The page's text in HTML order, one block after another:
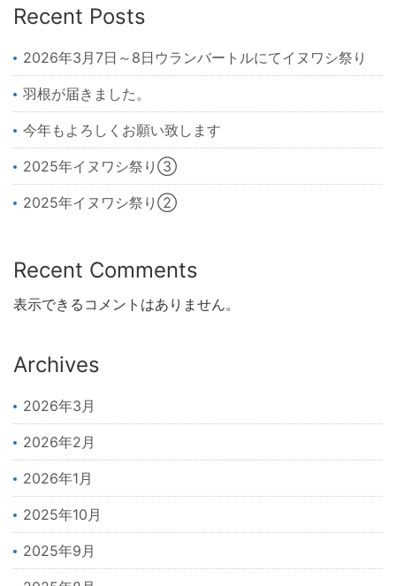
Recent Posts
2026年3月7日～8日ウランバートルにてイヌワシ祭り
羽根が届きました。
今年もよろしくお願い致します
2025年イヌワシ祭り③
2025年イヌワシ祭り②
Recent Comments
表示できるコメントはありません。
Archives
2026年3月
2026年2月
2026年1月
2025年10月
2025年9月